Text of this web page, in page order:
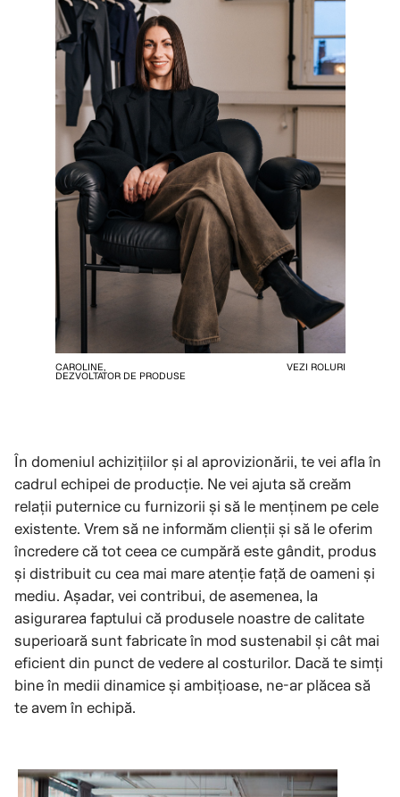
CAROLINE,
DEZVOLTATOR DE PRODUSE
VEZI ROLURI
În domeniul achizițiilor și al aprovizionării, te vei afla în
cadrul echipei de producție. Ne vei ajuta să creăm
relații puternice cu furnizorii și să le menținem pe cele
existente. Vrem să ne informăm clienții și să le oferim
încredere că tot ceea ce cumpără este gândit, produs
și distribuit cu cea mai mare atenție față de oameni și
mediu. Așadar, vei contribui, de asemenea, la
asigurarea faptului că produsele noastre de calitate
superioară sunt fabricate în mod sustenabil și cât mai
eficient din punct de vedere al costurilor. Dacă te simți
bine în medii dinamice și ambițioase, ne-ar plăcea să
te avem în echipă.